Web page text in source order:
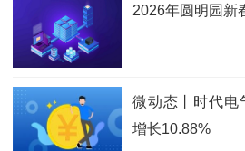
2026年圆明园新
微动态丨时代电
增长10.88%